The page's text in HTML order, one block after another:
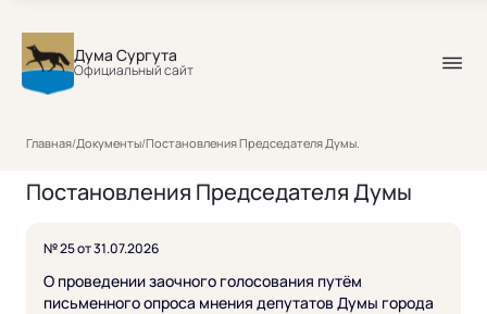
Дума Сургута
Официальный сайт
Главная/Документы/Постановления Председателя Думы.
Постановления Председателя Думы
№ 25 от 31.07.2026
О проведении заочного голосования путём
письменного опроса мнения депутатов Думы города